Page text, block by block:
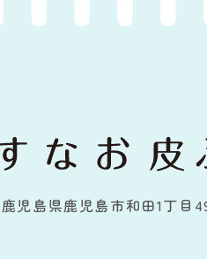
鹿児島県鹿児島市和田1丁目